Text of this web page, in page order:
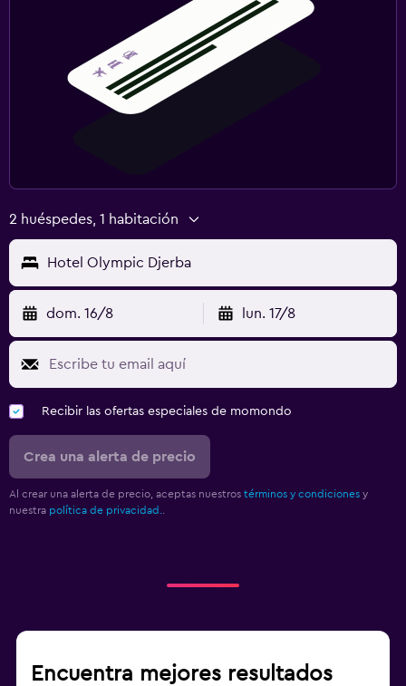
2 huéspedes, 1 habitación
Hotel Olympic Djerba
dom. 16/8 lun. 17/8
Recibir las ofertas especiales de momondo
Crea una alerta de precio
Al crear una alerta de precio, aceptas nuestros términos y condiciones y
nuestra política de privacidad.
Encuentra mejores resultados